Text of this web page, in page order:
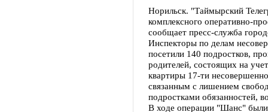
Норильск. "Таймырский
комплексного оперативно-
сообщает пресс-служба
Инспекторы по делам
посетили 140 подростков,
родителей, состоящих на
квартиры 17-ти
связанным с лишением
подростками обязанностей,
В ходе операции "Шанс"